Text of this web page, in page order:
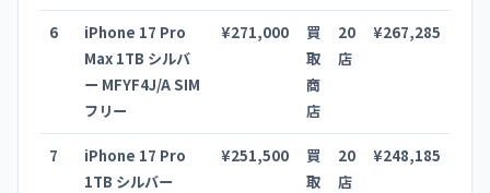
6
iPhone 17 Pro
Max 1TB シルバ
ー MFYF4J/A SIM
フリー
¥271,000
買
取
商
店
20
店
¥267,285
7
iPhone 17 Pro
1TB シルバー
¥251,500
買
取
20
店
¥248,185